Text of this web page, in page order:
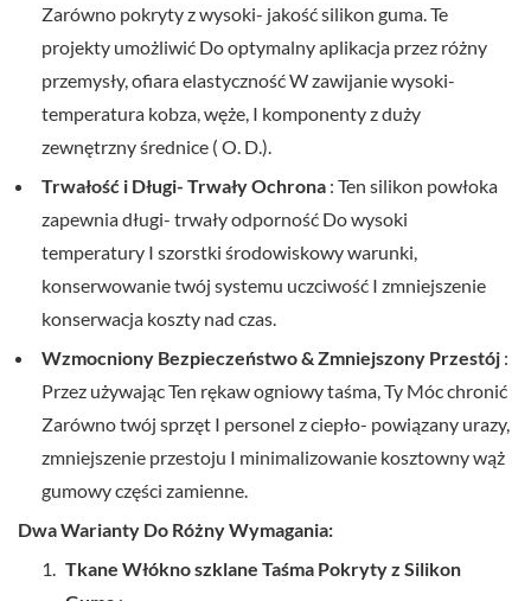
Zarówno pokrytyzwysoki- jakośćsilikon guma.Te
projekty umożliwić Dooptymalnyaplikacja przez różny
przemysły,ofiaraelastycznośćWzawijaniewysoki-
temperatura kobza,węże, I komponentyzduży
zewnętrznyśrednice ( O. D.).
Trwałość i Długi- TrwałyOchrona : Ten silikon powłoka
zapewniadługi- trwałyodporność Dowysoki
temperatury I szorstki środowiskowywarunki,
konserwowanietwój systemu uczciwość I zmniejszenie
konserwacja koszty nad czas.
Wzmocniony Bezpieczeństwo &Zmniejszony Przestój :
Przez używającTen rękaw ogniowytaśma,Ty Mócchronić
Zarównotwój sprzęt I personel zciepło- powiązany urazy,
zmniejszenie przestoju I minimalizowanie kosztownywąż
gumowyczęści zamienne.
DwaWarianty Do RóżnyWymagania:
Tkane Włókno szklane Taśma Pokrytyz Silikon